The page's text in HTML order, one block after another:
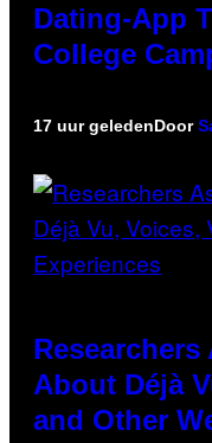
Dating-App
College
17 uur geledenDoor
Researchers
About Déjà
and Other